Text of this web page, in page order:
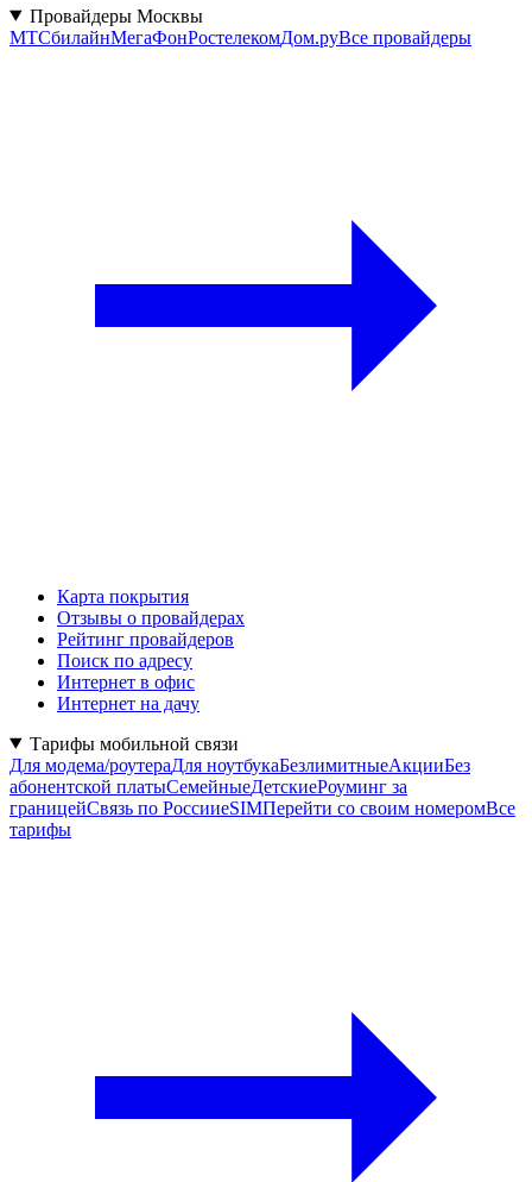
Провайдеры Москвы
МТСбилайнМегаФонРостелекомДом.руВсе провайдеры
Карта покрытия
Отзывы о провайдерах
Рейтинг провайдеров
Поиск по адресу
Интернет в офис
Интернет на дачу
Тарифы мобильной связи
Для модема/роутераДля ноутбукаБезлимитныеАкцииБез
абонентской платыСемейныеДетскиеРоуминг за
границейСвязь по РоссииeSIMПерейти со своим номеромВсе
тарифы